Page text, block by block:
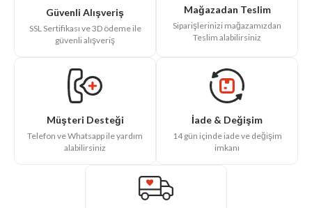
Güvenli Alışveriş
SSL Sertifikası ve 3D ödeme ile
güvenli alışveriş
Mağazadan Teslim
Siparişlerinizi mağazamızdan
Teslim alabilirsiniz
Müşteri Desteği
Telefon ve Whatsapp ile yardım
alabilirsiniz
İade & Değişim
14 gün içinde iade ve değişim
imkanı